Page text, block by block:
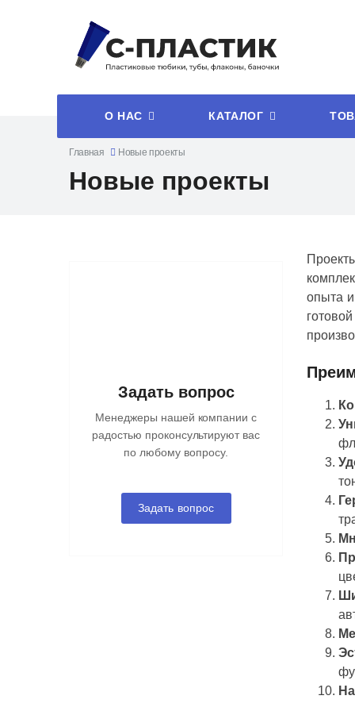
О НАС КАТАЛОГ
Главная Новые проекты
Новые проекты
Задать вопрос
Менеджеры нашей компании с
радостью проконсультируют вас
по любому вопросу.
Задать вопрос
опыта